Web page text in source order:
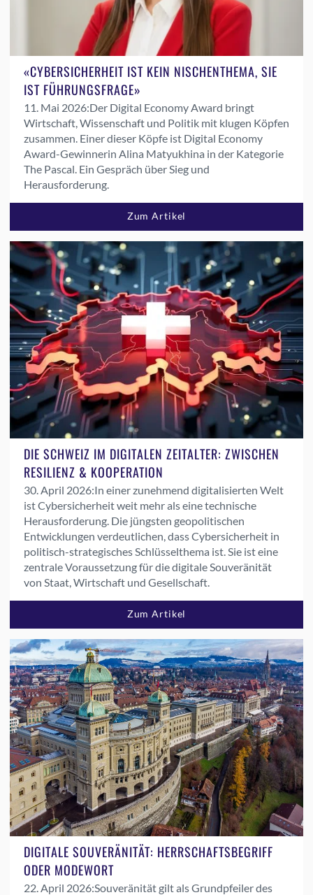
«CYBERSICHERHEIT IST KEIN NISCHENTHEMA, SIE
IST FÜHRUNGSFRAGE»
11. Mai 2026:Der Digital Economy Award bringt
Wirtschaft, Wissenschaft und Politik mit klugen Köpfen
zusammen. Einer dieser Köpfe ist Digital Economy
Award-Gewinnerin Alina Matyukhina in der Kategorie
The Pascal. Ein Gespräch über Sieg und
Herausforderung.
Zum Artikel
DIE SCHWEIZ IM DIGITALEN ZEITALTER: ZWISCHEN
RESILIENZ & KOOPERATION
30. April 2026:In einer zunehmend digitalisierten Welt
ist Cybersicherheit weit mehr als eine technische
Herausforderung. Die jüngsten geopolitischen
Entwicklungen verdeutlichen, dass Cybersicherheit in
politisch-strategisches Schlüsselthema ist. Sie ist eine
zentrale Voraussetzung für die digitale Souveränität
von Staat, Wirtschaft und Gesellschaft.
Zum Artikel
DIGITALE SOUVERÄNITÄT: HERRSCHAFTSBEGRIFF
ODER MODEWORT
22. April 2026:Souveränität gilt als Grundpfeiler des